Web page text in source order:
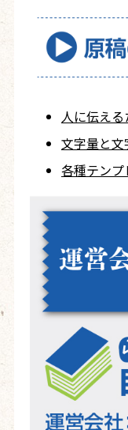
人に伝える
文字量と文
各種テンプ